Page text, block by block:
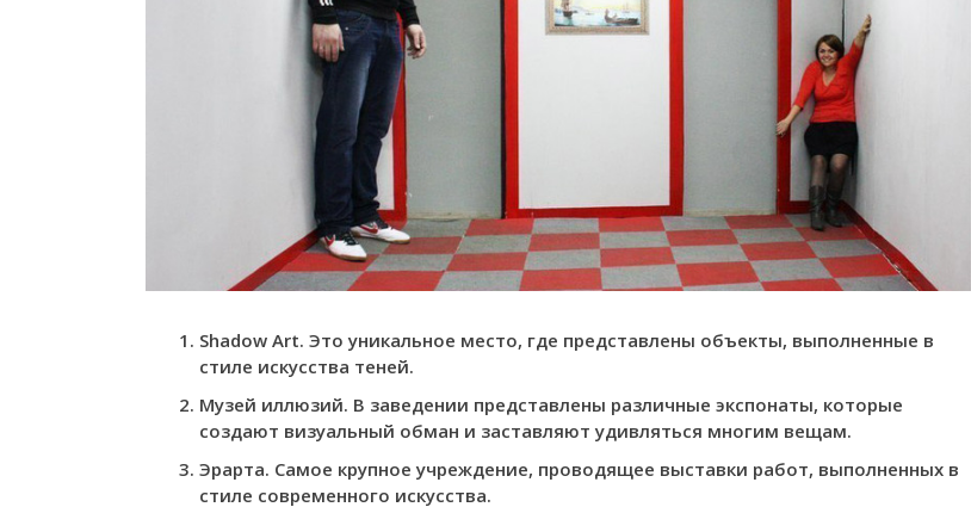
Shadow Art. Это уникальное место, где представлены объекты, выполненные в
стиле искусства теней.
Музей иллюзий. В заведении представлены различные экспонаты, которые
создают визуальный обман и заставляют удивляться многим вещам.
Эрарта. Самое крупное учреждение, проводящее выставки работ, выполненных в
стиле современного искусства.